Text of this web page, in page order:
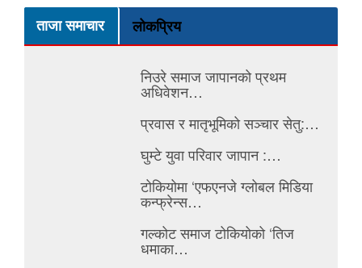
ताजा समाचार लोकप्रिय
निउरे समाज जापानको प्रथम
अधिवेशन…
प्रवास र मातृभूमिको सञ्चार सेतु:…
घुम्टे युवा परिवार जापान :…
टोकियोमा ‘एफएनजे ग्लोबल मिडिया
कन्फ्रेन्स…
गल्कोट समाज टोकियोको ‘तिज
धमाका…